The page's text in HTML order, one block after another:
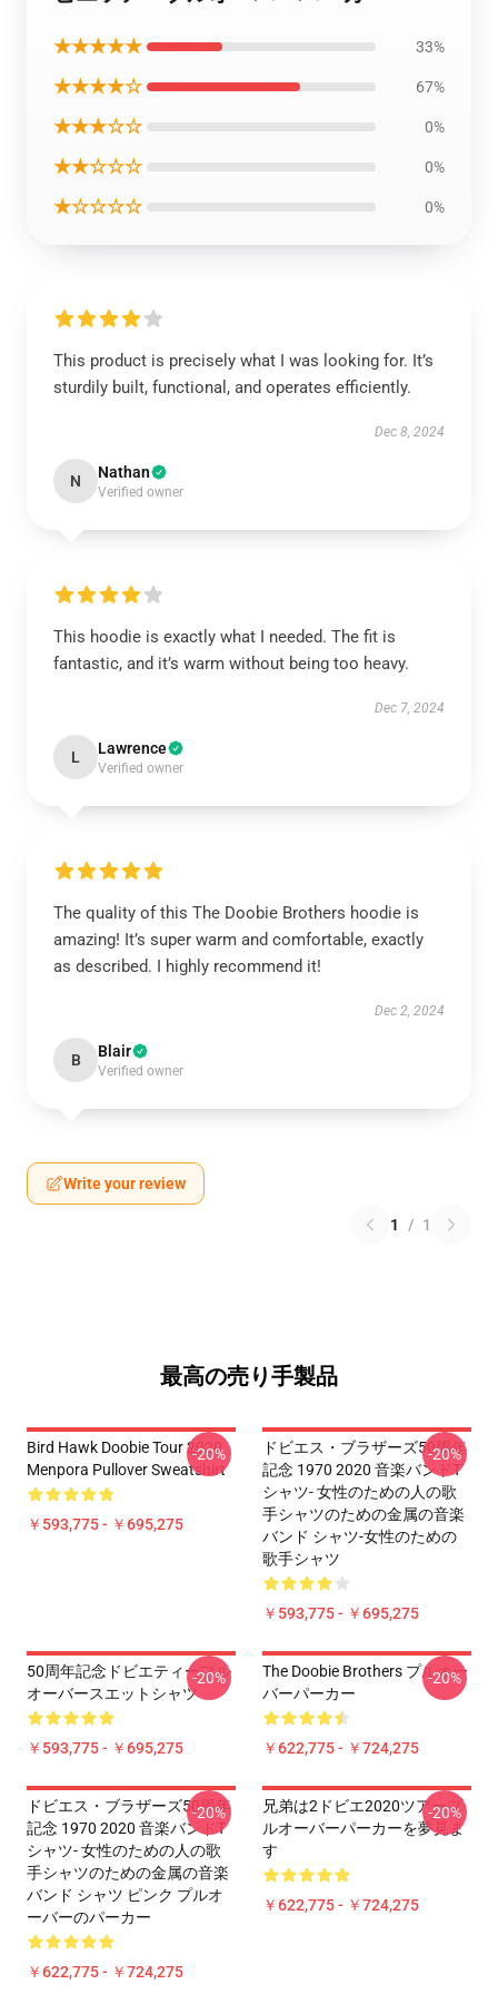
★★★★★ 33%
★★★★☆ 67%
★★★☆☆ 0%
★★☆☆☆ 0%
★☆☆☆☆ 0%
This product is precisely what I was looking for. It’s
sturdily built, functional, and operates efficiently.
Dec 8, 2024
N Nathan
Verified owner
This hoodie is exactly what I needed. The fit is
fantastic, and it’s warm without being too heavy.
Dec 7, 2024
L Lawrence
Verified owner
The quality of this The Doobie Brothers hoodie is
amazing! It’s super warm and comfortable, exactly
as described. I highly recommend it!
Dec 2, 2024
B Blair
Verified owner
Write your review
1 / 1
最高の売り手製品
Bird Hawk Doobie Tour 2020
Menpora Pullover Sweatshirt
￥593,775 - ￥695,275
-20%
ドビエス・ブラザーズ50周年
記念 1970 2020 音楽バンドT
シャツ- 女性のための人の歌
手シャツのための金属の音楽
バンド シャツ-女性のための
歌手シャツ
￥593,775 - ￥695,275
-20%
50周年記念ドビエティープル
オーバースエットシャツ
￥593,775 - ￥695,275
-20%
The Doobie Brothers プルオー
バーパーカー
￥622,775 - ￥724,275
-20%
ドビエス・ブラザーズ50周年
記念 1970 2020 音楽バンドT
シャツ- 女性のための人の歌
手シャツのための金属の音楽
バンド シャツ ピンク プルオ
ーバーのパーカー
￥622,775 - ￥724,275
-20%
兄弟は2ドビエ2020ツアープ
ルオーバーパーカーを夢見ま
す
￥622,775 - ￥724,275
-20%